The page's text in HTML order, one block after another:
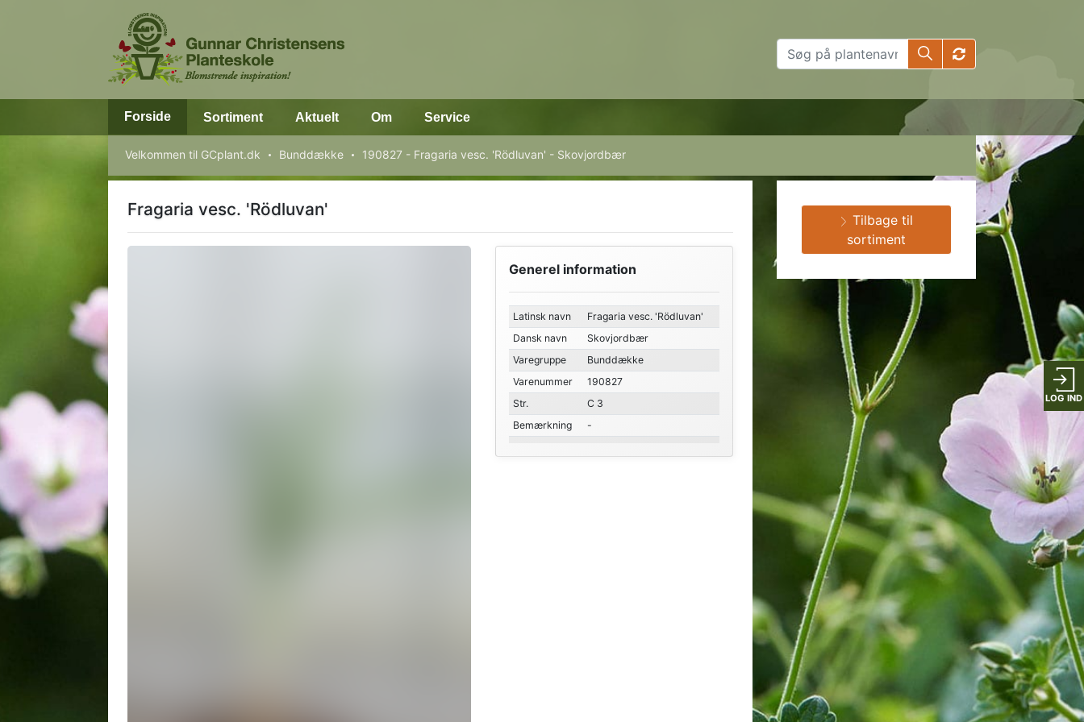
LOG IND
Forside Sortiment Aktuelt Om Service
Velkommen til GCplant.dk Bunddække 190827 - Fragaria vesc. 'Rödluvan' - Skovjordbær
Fragaria vesc. 'Rödluvan'
Generel information
Latinsk navn
Fragaria vesc. 'Rödluvan'
Dansk navn
Skovjordbær
Varegruppe
Bunddække
Varenummer
190827
Str.
C 3
Bemærkning
-
Tilbage til
sortiment